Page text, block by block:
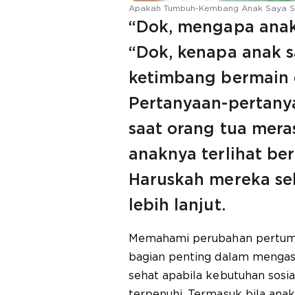
Apakah Tumbuh-Kembang Anak Saya
“Dok, mengapa
“Dok, kenapa anak
ketimbang bermain
Pertanyaan-
saat orang tua
anaknya terlihat
Haruskah mereka
lebih lanjut.
Memahami perubahan
bagian penting dalam
sehat apabila kebutuhan